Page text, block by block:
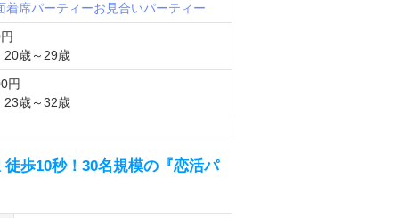
着席パーティーお見合いパーティー
20歳～29歳
円
23歳～32歳
歩10秒！30名規模の『恋活パ